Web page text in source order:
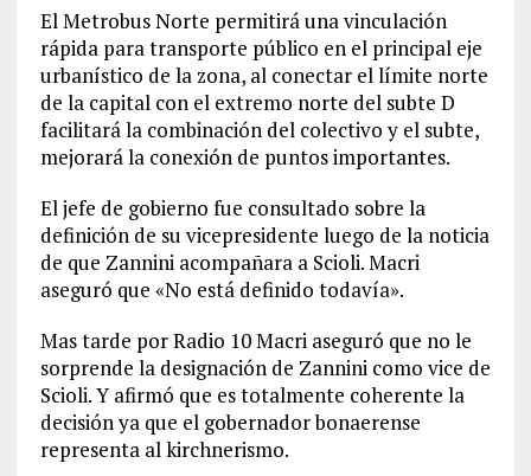
El Metrobus Norte permitirá una vinculación
rápida para transporte público en el principal eje
urbanístico de la zona, al conectar el límite norte
de la capital con el extremo norte del subte D
facilitará la combinación del colectivo y el subte,
mejorará la conexión de puntos importantes.
El jefe de gobierno fue consultado sobre la
definición de su vicepresidente luego de la noticia
de que Zannini acompañara a Scioli. Macri
aseguró que «No está definido todavía».
Mas tarde por Radio 10 Macri aseguró que no le
sorprende la designación de Zannini como vice de
Scioli. Y afirmó que es totalmente coherente la
decisión ya que el gobernador bonaerense
representa al kirchnerismo.